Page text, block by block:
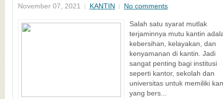
November 07, 2021 KANTIN No comments
Salah satu syarat mutlak
terjaminnya mutu kantin
kebersihan, kelayakan, dan
kenyamanan di kantin. Jadi
sangat penting bagi institusi
seperti kantor, sekolah dan
universitas untuk memiliki
yang bers...